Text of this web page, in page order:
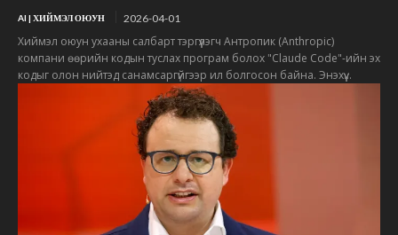
AI | ХИЙМЭЛ ОЮУН 2026-04-01
Хиймэл оюун ухааны салбарт тэргүүлэгч Антропик (Anthropic)
компани өөрийн кодын туслах програм болох "Claude Code"-ийн эх
кодыг олон нийтэд санамсаргүйгээр ил болгосон байна. Энэхүү...